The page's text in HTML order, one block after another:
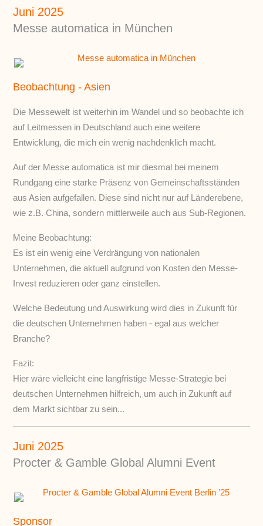
Juni 2025
Messe automatica in München
Beobachtung - Asien
Die Messewelt ist weiterhin im Wandel und so beobachte ich
auf Leitmessen in Deutschland auch eine weitere
Entwicklung, die mich ein wenig nachdenklich macht.
Auf der Messe automatica ist mir diesmal bei meinem
Rundgang eine starke Präsenz von Gemeinschaftsständen
aus Asien aufgefallen. Diese sind nicht nur auf Länderebene,
wie z.B. China, sondern mittlerweile auch aus Sub-Regionen.
Meine Beobachtung:
Es ist ein wenig eine Verdrängung von nationalen
Unternehmen, die aktuell aufgrund von Kosten den Messe-
Invest reduzieren oder ganz einstellen.
Welche Bedeutung und Auswirkung wird dies in Zukunft für
die deutschen Unternehmen haben - egal aus welcher
Branche?
Fazit:
Hier wäre vielleicht eine langfristige Messe-Strategie bei
deutschen Unternehmen hilfreich, um auch in Zukunft auf
dem Markt sichtbar zu sein...
Juni 2025
Procter & Gamble Global Alumni Event
Sponsor